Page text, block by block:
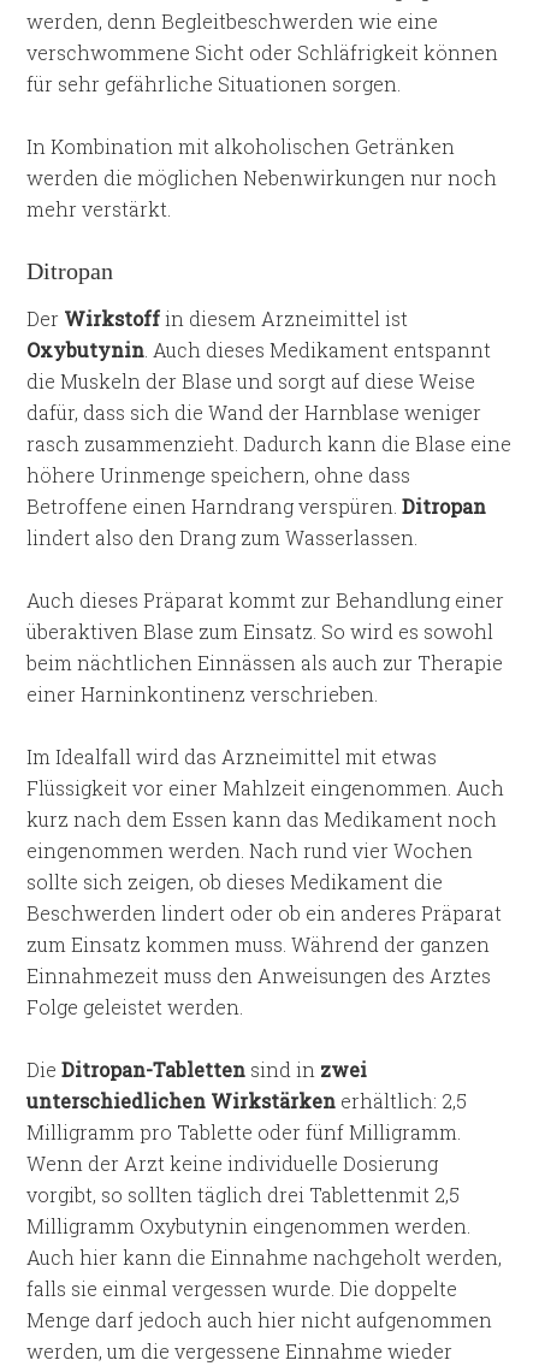
werden, denn Begleitbeschwerden wie eine
verschwommene Sicht oder Schläfrigkeit können
für sehr gefährliche Situationen sorgen.
In Kombination mit alkoholischen Getränken
werden die möglichen Nebenwirkungen nur noch
mehr verstärkt.
Ditropan
Der Wirkstoffin diesem Arzneimittel ist
Oxybutynin . Auch dieses Medikament entspannt
die Muskeln der Blase und sorgt auf diese Weise
dafür, dass sich die Wand der Harnblase weniger
rasch zusammenzieht. Dadurch kann die Blase eine
höhere Urinmenge speichern, ohne dass
Betroffene einen Harndrang verspüren.Ditropan
lindert also den Drang zum Wasserlassen.
Auch dieses Präparat kommt zur Behandlung einer
überaktiven Blase zum Einsatz. So wird es sowohl
beim nächtlichen Einnässen als auch zur Therapie
einer Harninkontinenz verschrieben.
Im Idealfall wird das Arzneimittel mit etwas
Flüssigkeit vor einer Mahlzeit eingenommen. Auch
kurz nach dem Essen kann das Medikament noch
eingenommen werden. Nach rund vier Wochen
sollte sich zeigen, ob dieses Medikament die
Beschwerden lindert oder ob ein anderes Präparat
zum Einsatz kommen muss. Während der ganzen
Einnahmezeit muss den Anweisungen des Arztes
Folge geleistet werden.
DieDitropan-Tabletten sind in zwei
unterschiedlichen Wirkstärken erhältlich: 2,5
Milligramm pro Tablette oder fünf Milligramm.
Wenn der Arzt keine individuelle Dosierung
vorgibt, so sollten täglich drei Tablettenmit 2,5
Milligramm Oxybutynin eingenommen werden.
Auch hier kann die Einnahme nachgeholt werden,
falls sie einmal vergessen wurde. Die doppelte
Menge darf jedoch auch hier nicht aufgenommen
werden, um die vergessene Einnahme wieder